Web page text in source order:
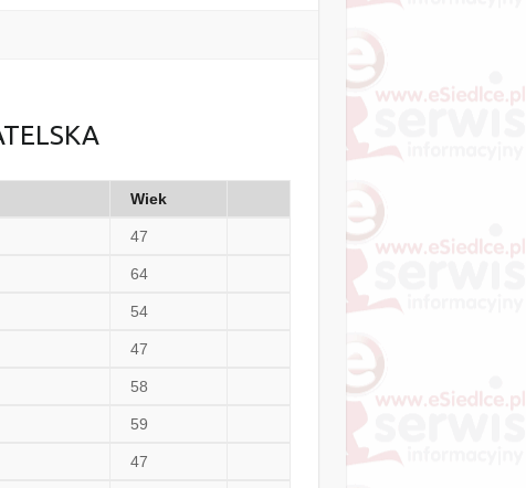
Wiek
47
64
54
47
58
59
47